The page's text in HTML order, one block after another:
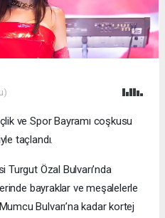
ve Spor Bayramı coşkusu
taçlandı.
Özal Bulvarı’nda
bayraklar ve meşalelerle
Bulvarı’na kadar kortej